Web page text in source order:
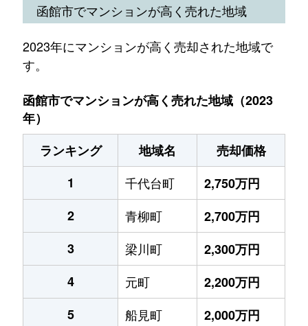
函館市でマンションが高く売れた地域
2023年にマンションが高く売却された地域で
す。
函館市でマンションが高く売れた地域（2023
年）
ランキング
地域名
売却価格
1
千代台町
2,750万円
2
青柳町
2,700万円
3
梁川町
2,300万円
4
元町
2,200万円
5
船見町
2,000万円